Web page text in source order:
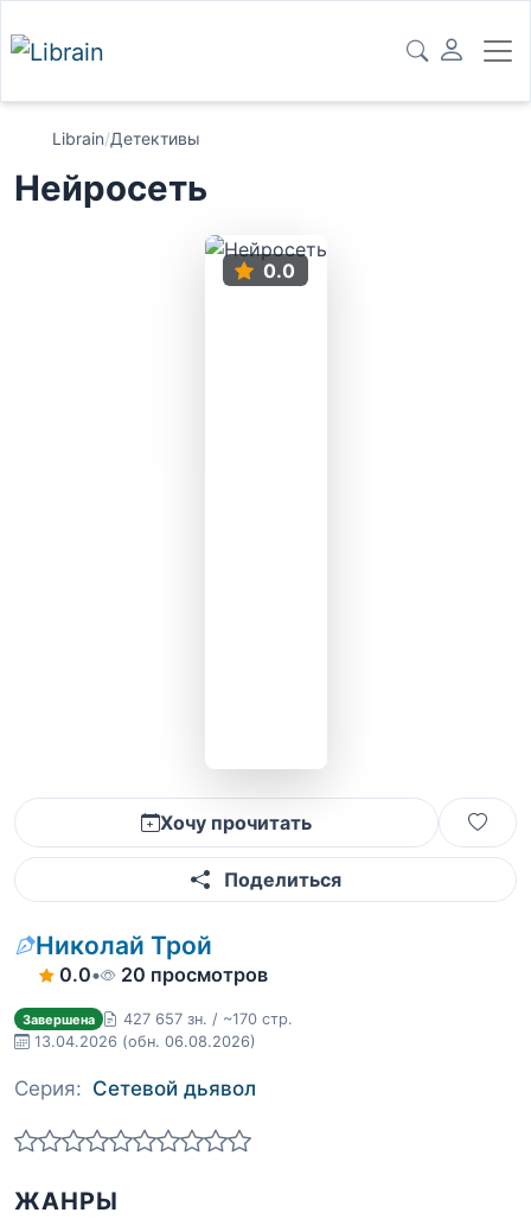
Librain/Детективы
Нейросеть
0.0
Хочу прочитать
Поделиться
Николай Трой
0.0• 20 просмотров
Завершена
427 657 зн. / ~170 стр.
13.04.2026 (обн. 06.08.2026)
Серия: Сетевой дьявол
ЖАНРЫ